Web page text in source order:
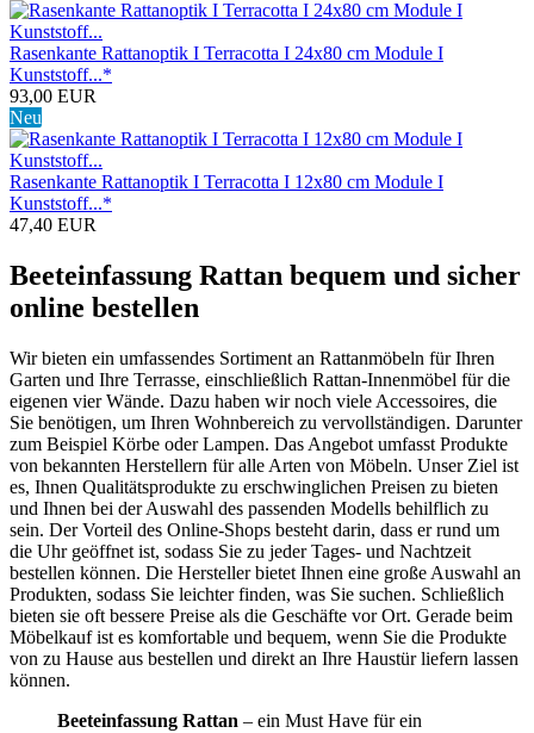
Rasenkante Rattanoptik I Terracotta I 24x80 cm Module I
Kunststoff...*
93,00 EUR
Neu
Rasenkante Rattanoptik I Terracotta I 12x80 cm Module I
Kunststoff...*
47,40 EUR
Beeteinfassung Rattan bequem und sicher
online bestellen
Wir bieten ein umfassendes Sortiment an Rattanmöbeln für Ihren
Garten und Ihre Terrasse, einschließlich Rattan-Innenmöbel für die
eigenen vier Wände. Dazu haben wir noch viele Accessoires, die
Sie benötigen, um Ihren Wohnbereich zu vervollständigen. Darunter
zum Beispiel Körbe oder Lampen. Das Angebot umfasst Produkte
von bekannten Herstellern für alle Arten von Möbeln. Unser Ziel ist
es, Ihnen Qualitätsprodukte zu erschwinglichen Preisen zu bieten
und Ihnen bei der Auswahl des passenden Modells behilflich zu
sein. Der Vorteil des Online-Shops besteht darin, dass er rund um
die Uhr geöffnet ist, sodass Sie zu jeder Tages- und Nachtzeit
bestellen können. Die Hersteller bietet Ihnen eine große Auswahl an
Produkten, sodass Sie leichter finden, was Sie suchen. Schließlich
bieten sie oft bessere Preise als die Geschäfte vor Ort. Gerade beim
Möbelkauf ist es komfortable und bequem, wenn Sie die Produkte
von zu Hause aus bestellen und direkt an Ihre Haustür liefern lassen
können.
Beeteinfassung Rattan – ein Must Have für ein